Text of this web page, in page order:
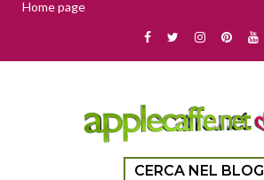
Home page
CERCA NEL BLOG